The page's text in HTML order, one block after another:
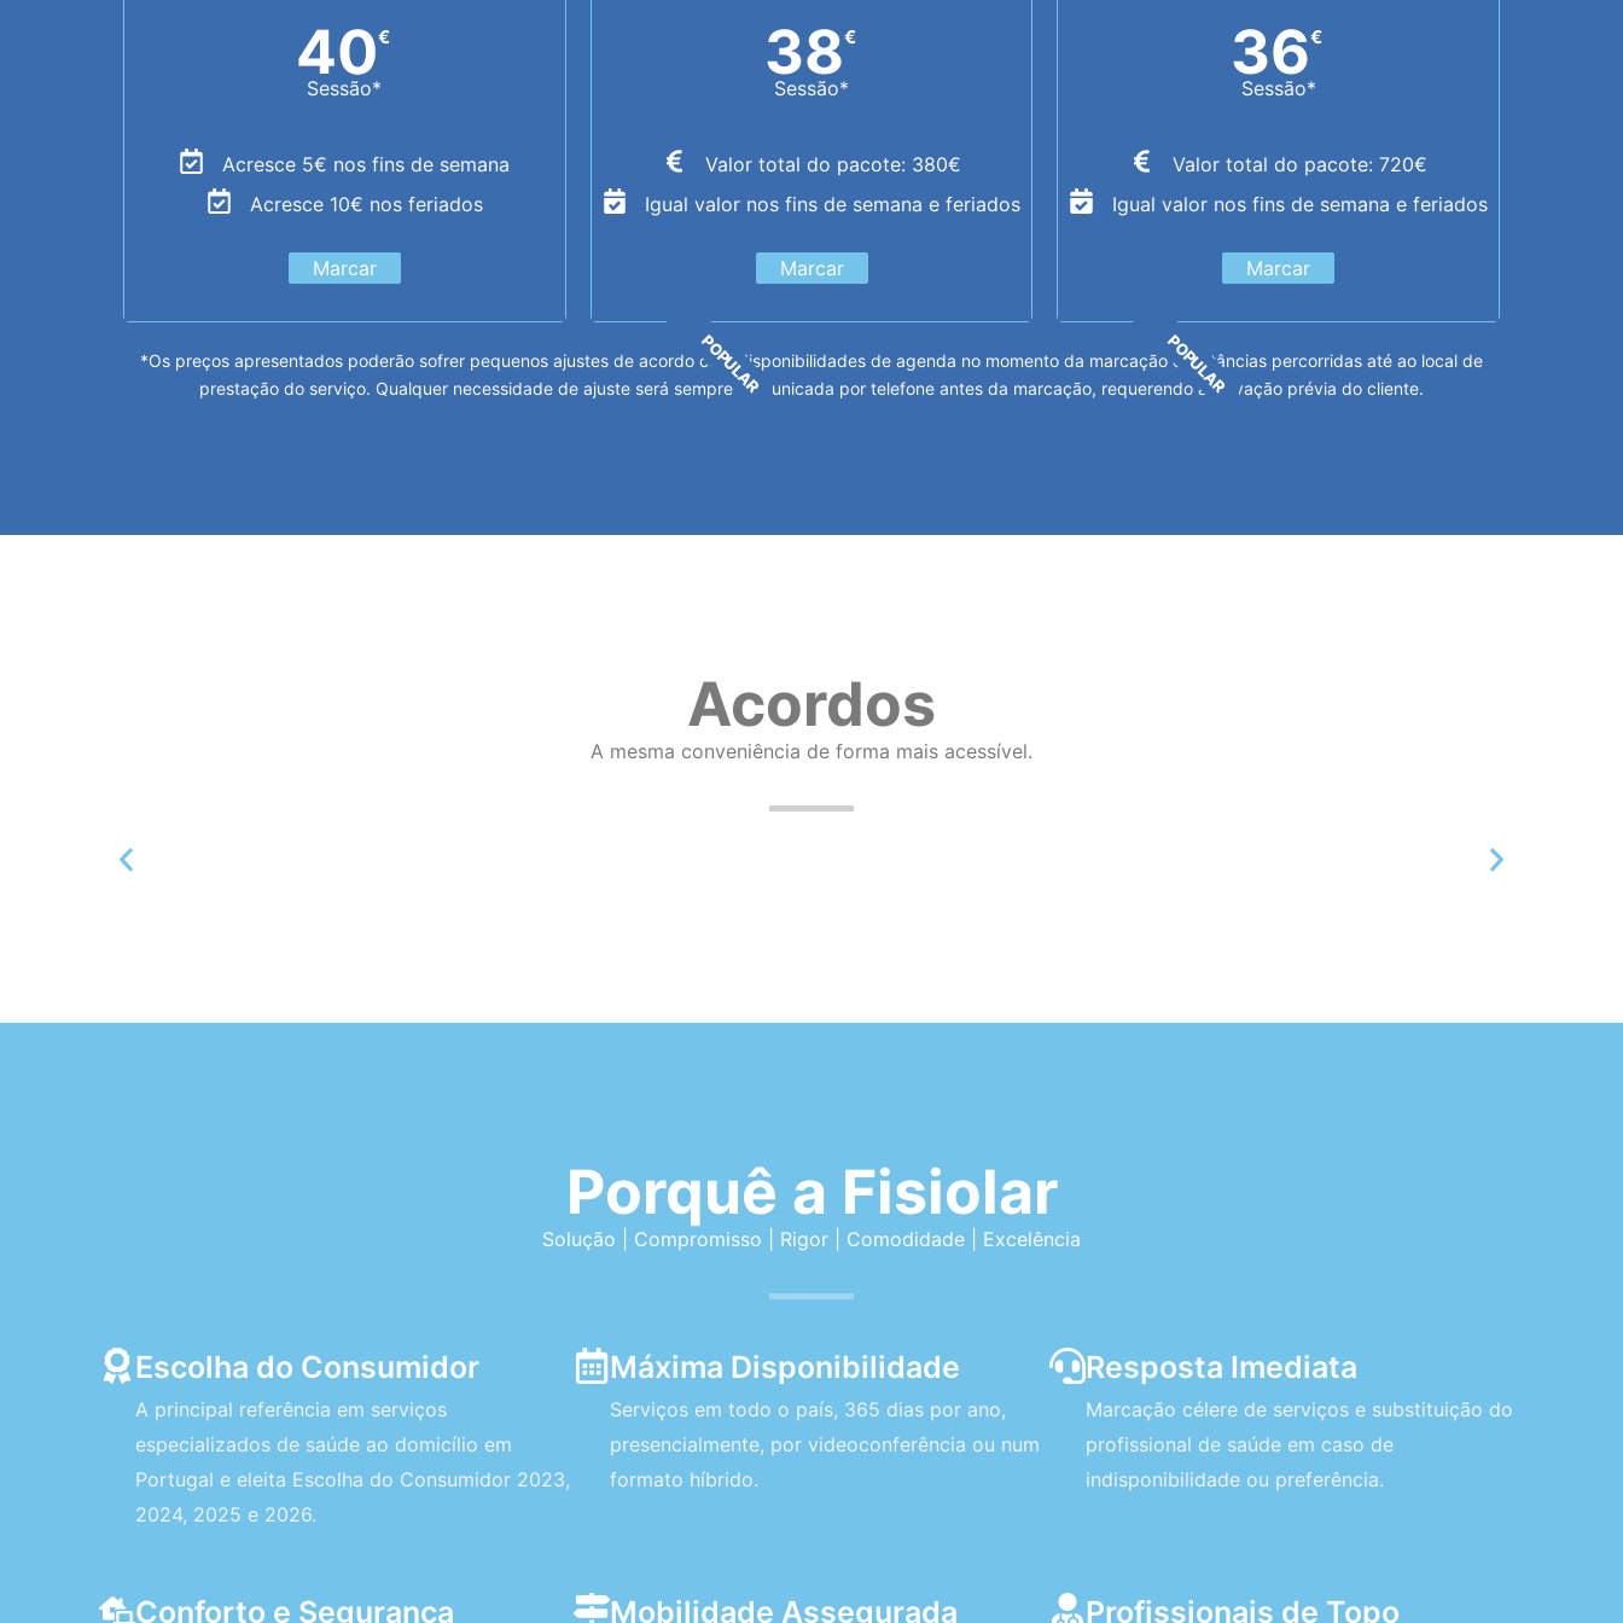
40€
Sessão*
Acresce 5€ nos fins de semana
Acresce 10€ nos feriados
Marcar
38€
Sessão*
Valor total do pacote: 380€
Igual valor nos fins de semana e feriados
Marcar
POPULAR
36€
Sessão*
Valor total do pacote: 720€
Igual valor nos fins de semana e feriados
Marcar
POPULAR
*Os preços apresentados poderão sofrer pequenos ajustes de acordo com disponibilidades de agenda no momento da marcação e distâncias percorridas até ao local de
prestação do serviço. Qualquer necessidade de ajuste será sempre comunicada por telefone antes da marcação, requerendo aprovação prévia do cliente.
Acordos
A mesma conveniência de forma mais acessível.
Porquê a Fisiolar
Solução | Compromisso | Rigor | Comodidade | Excelência
Escolha do Consumidor
A principal referência em serviços
especializados de saúde ao domicílio em
Portugal e eleita Escolha do Consumidor 2023,
2024, 2025 e 2026.
Máxima Disponibilidade
Serviços em todo o país, 365 dias por ano,
presencialmente, por videoconferência ou num
formato híbrido.
Resposta Imediata
Marcação célere de serviços e substituição do
profissional de saúde em caso de
indisponibilidade ou preferência.
Conforto e Segurança Mobilidade Assegurada Profissionais de Topo